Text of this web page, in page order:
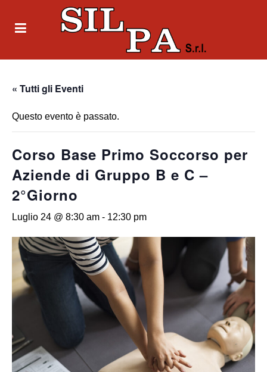
« Tutti gli Eventi
Questo evento è passato.
Corso Base Primo Soccorso per
Aziende di Gruppo B e C –
2°Giorno
Luglio 24 @ 8:30 am - 12:30 pm